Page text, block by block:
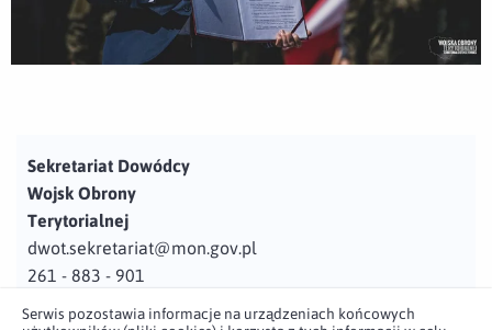
Sekretariat Dowódcy
Wojsk Obrony
Terytorialnej
dwot.sekretariat@mon.gov.pl
261 - 883 - 901
Adres
Serwis pozostawia informacje na urządzeniach końcowych